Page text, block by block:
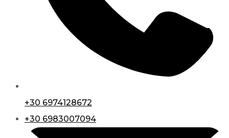
+30 6974128672
+30 6983007094